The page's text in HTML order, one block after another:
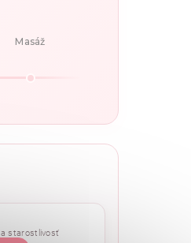
Masáž
starostlivosť